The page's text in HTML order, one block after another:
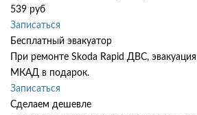
539 руб
Записаться
Бесплатный эвакуатор
При ремонте Skoda Rapid ДВС,
МКАД в подарок.
Записаться
Сделаем дешевле